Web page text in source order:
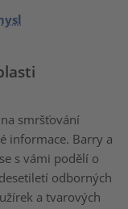
smršťování
informace. Barry a
s vámi podělí o
odborných
a tvarových